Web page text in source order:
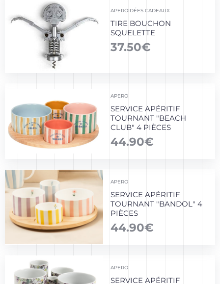
APEROIDÉES CADEAUX
TIRE BOUCHON
SQUELETTE
37.50€
APERO
SERVICE APÉRITIF
TOURNANT "BEACH
CLUB" 4 PIÈCES
44.90€
APERO
SERVICE APÉRITIF
TOURNANT "BANDOL" 4
PIÈCES
44.90€
APERO
SERVICE APÉRITIF